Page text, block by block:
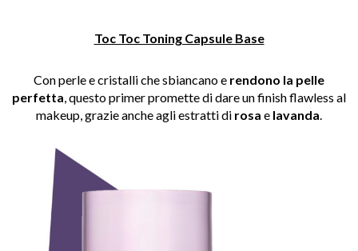
Toc Toc Toning Capsule Base
Con perle e cristalli che sbiancano e rendono la pelle
perfetta, questo primer promette di dare un finish flawless al
makeup, grazie anche agli estratti di rosa e lavanda.